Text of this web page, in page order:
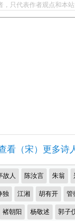
只代表作者观点和本
看（宋）更多诗
故人 陈汝言 朱翁
独 江湘 胡有开 管
褚朝阳 杨敬述 郭子